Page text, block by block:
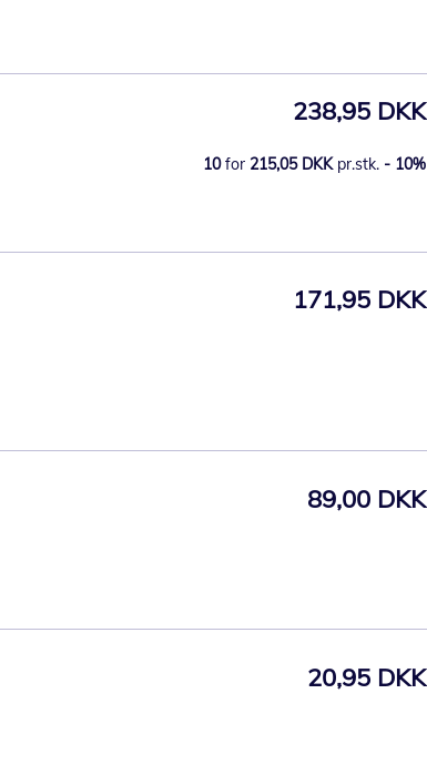
238,95 DKK
10for 215,05 DKK pr.stk. - 10%
171,95 DKK
89,00 DKK
20,95 DKK